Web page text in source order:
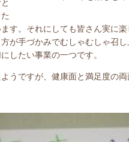
す。それにしても皆さん実に
が手づかみでむしゃむしゃ召し
したい事業の一つです。
ですが、健康面と満足度の両